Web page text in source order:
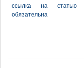
ссылка на статью
обязательна